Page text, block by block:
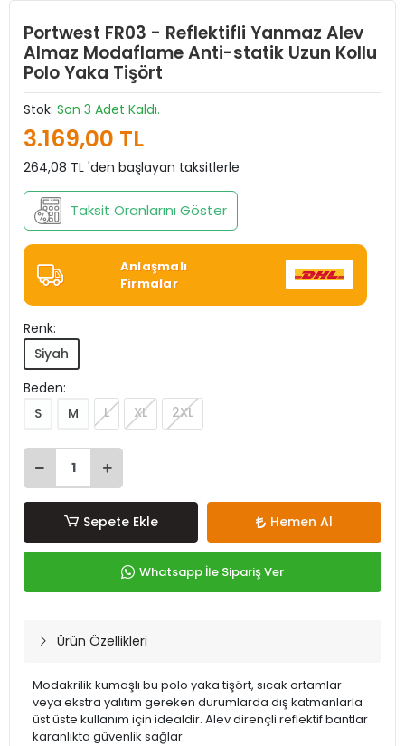
Portwest FR03 - Reflektifli Yanmaz Alev
Almaz Modaflame Anti-statik Uzun Kollu
Polo Yaka Tişört
Stok: Son 3 Adet Kaldı.
3.169,00 TL
264,08 TL 'den başlayan taksitlerle
Taksit Oranlarını Göster
Anlaşmalı
Firmalar
Renk:
Siyah
Beden:
S
M L XL 2XL
Sepete Ekle Hemen Al
Whatsapp İle Sipariş Ver
Ürün Özellikleri
Modakrilik kumaşlı bu polo yaka tişört, sıcak ortamlar
veya ekstra yalıtım gereken durumlarda dış katmanlarla
üst üste kullanım için idealdir. Alev dirençli reflektif bantlar
karanlıkta güvenlik sağlar.